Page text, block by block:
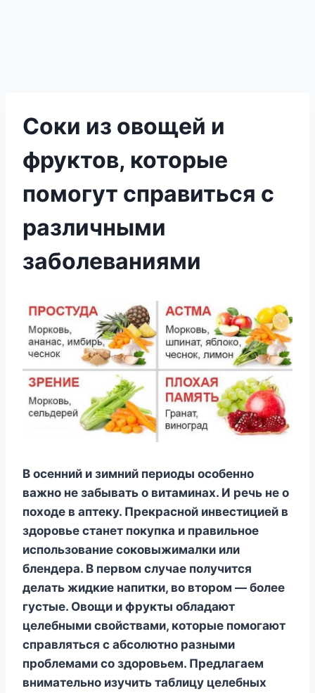
Соки из овощей и
фруктов, которые
помогут справиться с
различными
заболеваниями
В осенний и зимний периоды особенно
важно не забывать о витаминах. И речь не о
походе в аптеку. Прекрасной инвестицией в
здоровье станет покупка и правильное
использование соковыжималки или
блендера. В первом случае получится
делать жидкие напитки, во втором — более
густые. Овощи и фрукты обладают
целебными свойствами, которые помогают
справляться с абсолютно разными
проблемами со здоровьем. Предлагаем
внимательно изучить таблицу целебных